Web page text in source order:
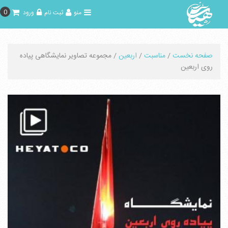
0 ورود ثبت نام منو
صفحه نخست/مناسبت/ اربعین/ مجموعه تصاویر نمایشگاهی پیاده
روی اربعین